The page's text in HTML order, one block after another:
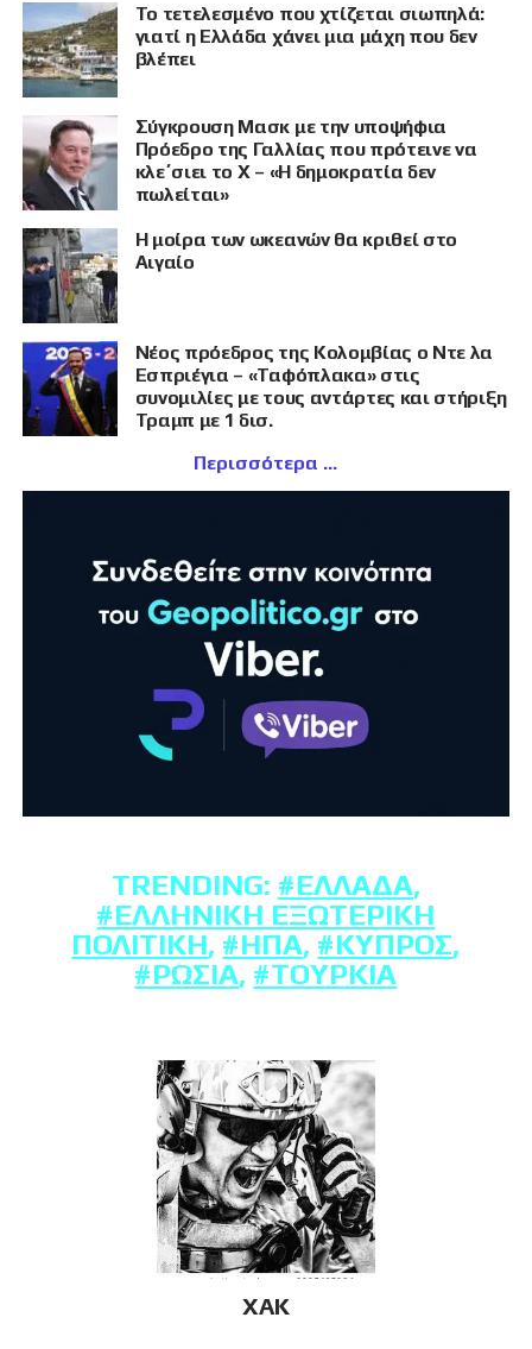
Το τετελεσμένο που χτίζεται σιωπηλά:
γιατί η Ελλάδα χάνει μια μάχη που δεν
βλέπει
Σύγκρουση Μασκ με την υποψήφια
Πρόεδρο της Γαλλίας που πρότεινε να
κλε΄σιει το X – «Η δημοκρατία δεν
πωλείται»
Η μοίρα των ωκεανών θα κριθεί στο
Αιγαίο
Νέος πρόεδρος της Κολομβίας ο Ντε λα
Εσπριέγια – «Ταφόπλακα» στις
συνομιλίες με τους αντάρτες και στήριξη
Τραμπ με 1 δισ.
Περισσότερα
TRENDING: #ΕΛΛΆΔΑ,
#ΕΛΛΗΝΙΚΉ ΕΞΩΤΕΡΙΚΉ
ΠΟΛΙΤΙΚΉ, #ΗΠΑ, #ΚΎΠΡΟΣ,
#ΡΩΣΊΑ, #ΤΟΥΡΚΊΑ
XAK